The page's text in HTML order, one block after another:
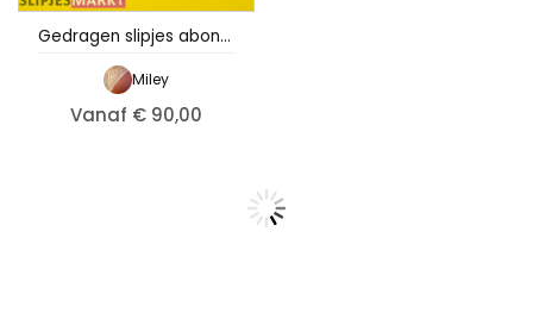
Gedragen slipjes abonnement – Miley
Miley
Vanaf € 90,00